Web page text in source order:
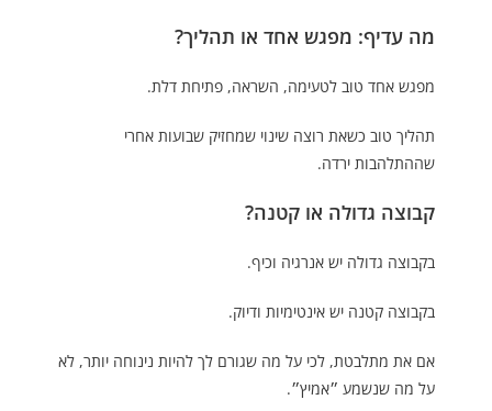
מה עדיף: מפגש אחד או תהליך?
מפגש אחד טוב לטעימה, השראה, פתיחת דלת.
תהליך טוב כשאת רוצה שינוי שמחזיק שבועות אחרי
שההתלהבות ירדה.
קבוצה גדולה או קטנה?
בקבוצה גדולה יש אנרגיה וכיף.
בקבוצה קטנה יש אינטימיות ודיוק.
אם את מתלבטת, לכי על מה שגורם לך להיות נינוחה יותר, לא
על מה שנשמע ״אמיץ״.